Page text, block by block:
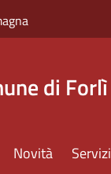
di Forlì
Novità Servizi